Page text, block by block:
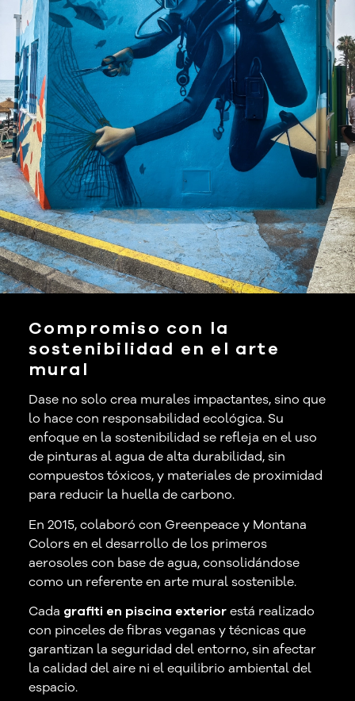
Compromiso con la
sostenibilidad en el arte
mural
Dase no solo crea murales impactantes, sino que
lo hace con responsabilidad ecológica. Su
enfoque en la sostenibilidad se refleja en el uso
de pinturas al agua de alta durabilidad, sin
compuestos tóxicos, y materiales de proximidad
para reducir la huella de carbono.
En 2015, colaboró con Greenpeace y Montana
Colors en el desarrollo de los primeros
aerosoles con base de agua, consolidándose
como un referente en arte mural sostenible.
Cada grafiti en piscina exteriorestá realizado
con pinceles de fibras veganas y técnicas que
garantizan la seguridad del entorno, sin afectar
la calidad del aire ni el equilibrio ambiental del
espacio.